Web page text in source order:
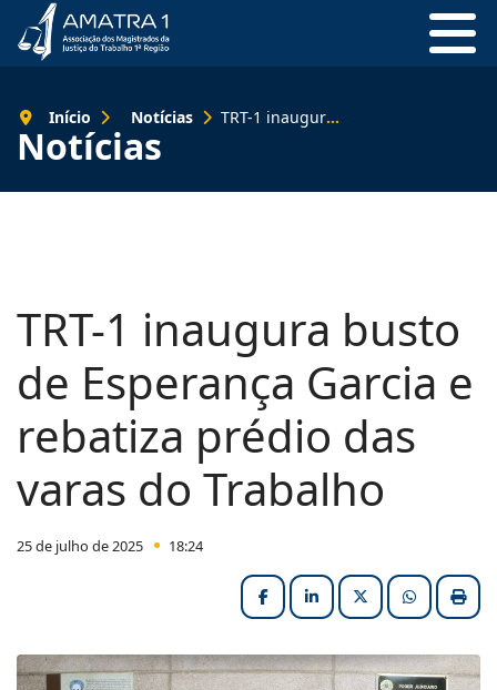
Notícias
Início Notícias TRT-1 inaugura busto de Esperança Garcia e rebatiza prédio das varas do Trabalho
TRT-1 inaugura busto
de Esperança Garcia e
rebatiza prédio das
varas do Trabalho
25 de julho de 2025 18:24
FacebookLinkedInX (formerly